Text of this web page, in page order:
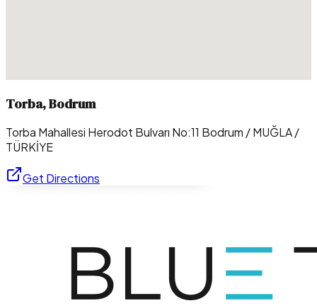
Torba, Bodrum
Torba Mahallesi Herodot Bulvarı No:11 Bodrum / MUĞLA /
TÜRKİYE
Get Directions